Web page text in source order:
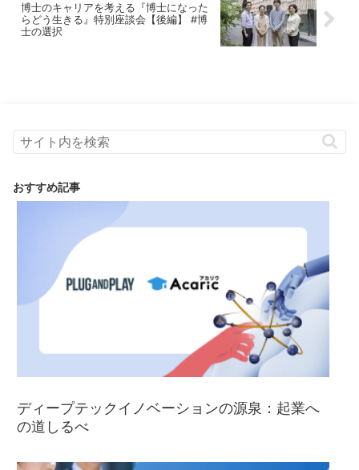
博士のキャリアを考える『博士になった
らどう生きる』特別座談会【後編】 #博
士の選択
おすすめ記事
ディープテックイノベーションの源泉：起業へ
の道しるべ